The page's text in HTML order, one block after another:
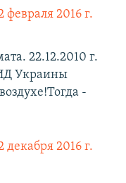
февраля 2016 г.
22.12.2010 г.
Украины
-
декабря 2016 г.